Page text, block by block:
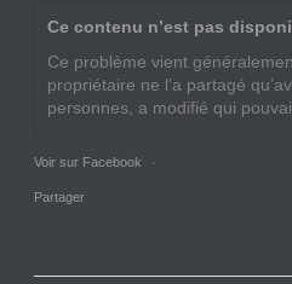
Ce contenu n’est pas
Ce problème vient
propriétaire ne l’a partagé
personnes, a modifié qui
Voir sur Facebook ·
Partager